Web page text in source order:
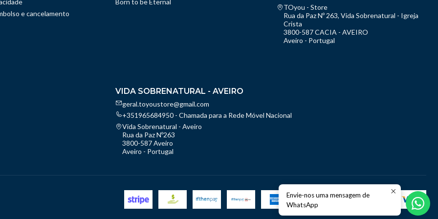
e cancelamento
Born to be Eternal
TOyou - Store
Rua da Paz Nº 263, Vida Sobrenatural - Igreja
Crista
3800-587 CACIA - AVEIRO
Aveiro - Portugal
VIDA SOBRENATURAL - AVEIRO
geral.toyoustore@gmail.com
+351965684950 - Chamada para a Rede Móvel Nacional
Vida Sobrenatural - Aveiro
Rua da Paz Nº263
3800-587 Aveiro
Aveiro - Portugal
Envie-nos uma mensagem de
WhatsApp